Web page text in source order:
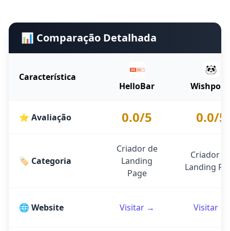
📊 Comparação Detalhada
Característica
HelloBar
⭐ Avaliação 0.0/5 0.0/5
🏷️ Categoria
Criador de
Landing
Page
Criador
Landing
🌐 Website Visitar → Visitar →